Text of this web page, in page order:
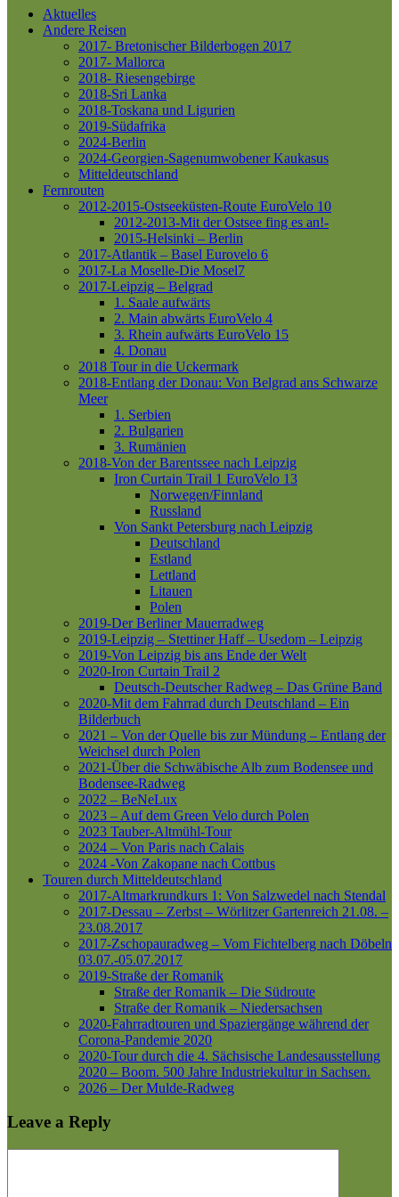
Aktuelles
Andere Reisen
2017- Bretonischer Bilderbogen 2017
2017- Mallorca
2018- Riesengebirge
2018-Sri Lanka
2018-Toskana und Ligurien
2019-Südafrika
2024-Berlin
2024-Georgien-Sagenumwobener Kaukasus
Mitteldeutschland
Fernrouten
2012-2015-Ostseeküsten-Route EuroVelo 10
2012-2013-Mit der Ostsee fing es an!-
2015-Helsinki – Berlin
2017-Atlantik – Basel Eurovelo 6
2017-La Moselle-Die Mosel7
2017-Leipzig – Belgrad
1. Saale aufwärts
2. Main abwärts EuroVelo 4
3. Rhein aufwärts EuroVelo 15
4. Donau
2018 Tour in die Uckermark
2018-Entlang der Donau: Von Belgrad ans Schwarze
Meer
1. Serbien
2. Bulgarien
3. Rumänien
2018-Von der Barentssee nach Leipzig
Iron Curtain Trail 1 EuroVelo 13
Norwegen/Finnland
Russland
Von Sankt Petersburg nach Leipzig
Deutschland
Estland
Lettland
Litauen
Polen
2019-Der Berliner Mauerradweg
2019-Leipzig – Stettiner Haff – Usedom – Leipzig
2019-Von Leipzig bis ans Ende der Welt
2020-Iron Curtain Trail 2
Deutsch-Deutscher Radweg – Das Grüne Band
2020-Mit dem Fahrrad durch Deutschland – Ein
Bilderbuch
2021 – Von der Quelle bis zur Mündung – Entlang der
Weichsel durch Polen
2021-Über die Schwäbische Alb zum Bodensee und
Bodensee-Radweg
2022 – BeNeLux
2023 – Auf dem Green Velo durch Polen
2023 Tauber-Altmühl-Tour
2024 – Von Paris nach Calais
2024 -Von Zakopane nach Cottbus
Touren durch Mitteldeutschland
2017-Altmarkrundkurs 1: Von Salzwedel nach Stendal
2017-Dessau – Zerbst – Wörlitzer Gartenreich 21.08. –
23.08.2017
2017-Zschopauradweg – Vom Fichtelberg nach Döbeln
03.07.-05.07.2017
2019-Straße der Romanik
Straße der Romanik – Die Südroute
Straße der Romanik – Niedersachsen
2020-Fahrradtouren und Spaziergänge während der
Corona-Pandemie 2020
2020-Tour durch die 4. Sächsische Landesausstellung
2020 – Boom. 500 Jahre Industriekultur in Sachsen.
2026 – Der Mulde-Radweg
Leave a Reply